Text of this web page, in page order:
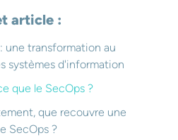
article :
une transformation au
systèmes d'information
que le SecOps ?
que recouvre une
SecOps ?